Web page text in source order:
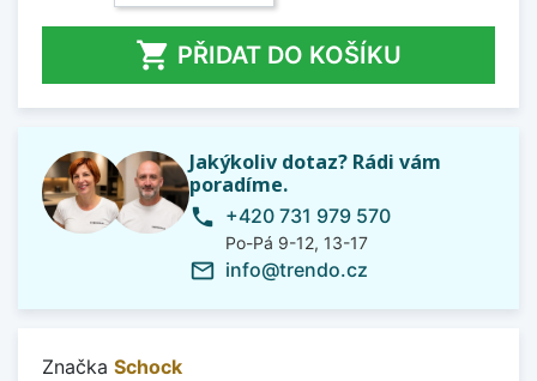
 PŘIDAT DO KOŠÍKU
Jakýkoliv dotaz? Rádi vám
poradíme.
phone +420 731 979 570
Po-Pá 9-12, 13-17
mail_outline info@trendo.cz
Značka Schock